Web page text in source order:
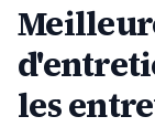
les